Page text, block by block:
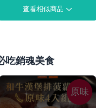
查看相似商品
吃銷魂美食
原味